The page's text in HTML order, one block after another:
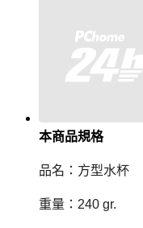
本商品規格
品名：方型水杯
重量： 240 gr.